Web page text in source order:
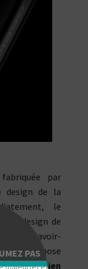
par
design de la
le
le design de
et au savoir-
propose
et bien
PAS
majeur(e) et